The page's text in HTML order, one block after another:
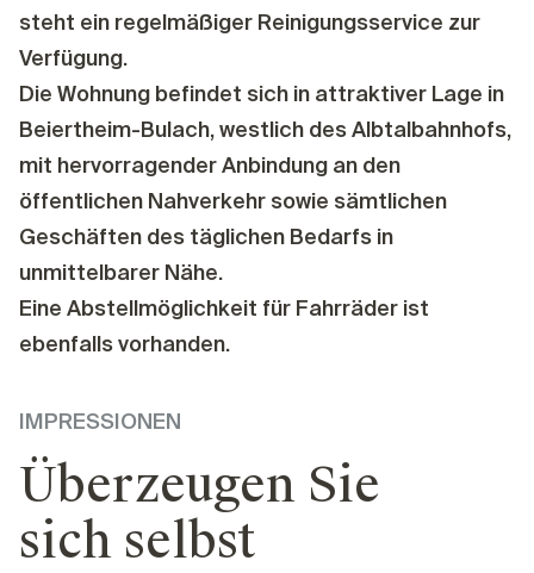
steht ein regelmäßiger Reinigungsservice zur
Verfügung.
Die Wohnung befindet sich in attraktiver Lage in
Beiertheim-Bulach, westlich des Albtalbahnhofs,
mit hervorragender Anbindung an den
öffentlichen Nahverkehr sowie sämtlichen
Geschäften des täglichen Bedarfs in
unmittelbarer Nähe.
Eine Abstellmöglichkeit für Fahrräder ist
ebenfalls vorhanden.
IMPRESSIONEN
Überzeugen Sie
sich selbst